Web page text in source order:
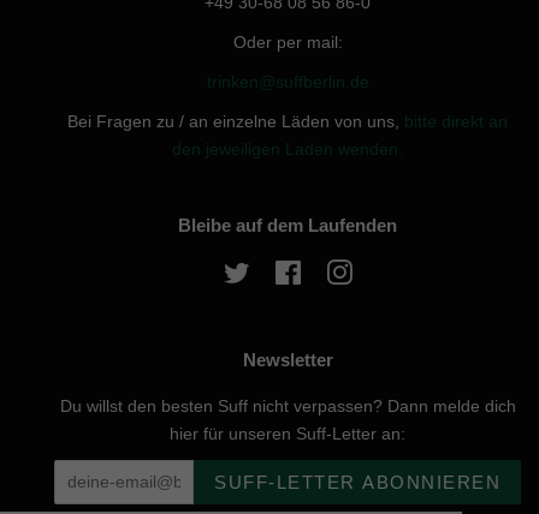
Oder per mail:
trinken@suffberlin.de
Bei Fragen zu / an einzelne Läden von uns, bitte direkt an
den jeweiligen Laden wenden.
Bleibe auf dem Laufenden
Twitter Facebook
Newsletter
Du willst den besten Suff nicht verpassen? Dann melde dich
hier für unseren Suff-Letter an:
SUFF-LETTER ABONNIEREN